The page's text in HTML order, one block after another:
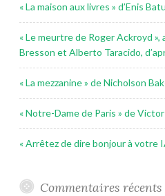
« La maison aux livres » d’Enis
« Le meurtre de Roger Ackroyd
Bresson et Alberto Taracido,
« La mezzanine » de Nicholson
« Notre-Dame de Paris » de
« Arrêtez de dire bonjour à votre
Commentaires récents